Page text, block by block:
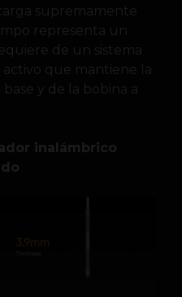
supremamente
representa un
de un sistema
que mantiene la
y de la bobina a
inalámbrico